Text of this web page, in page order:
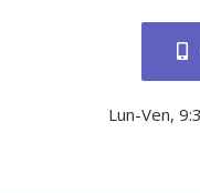
Lun-Ven,